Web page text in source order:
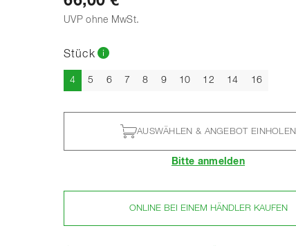
UVP ohne MwSt.
Stück
4Aktuell
5 6 7 8 9 10 12 14 16
AUSWÄHLEN & ANGEBOT EINHOLEN
Bitte anmelden
ONLINE BEI EINEM HÄNDLER KAUFEN